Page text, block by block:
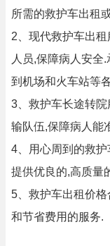
所需的救护车出租
2、现代救护车出
人员,保障病人安全
到机场和火车站等
3、救护车长途转
输队伍,保障病人能
4、用心周到的救
提供优良的,高质量
5、救护车出租价
和节省费用的服务.